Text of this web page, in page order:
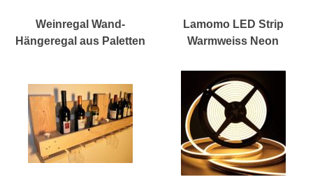
Weinregal Wand-
Hängeregal aus Paletten
Lamomo LED Strip
Warmweiss Neon